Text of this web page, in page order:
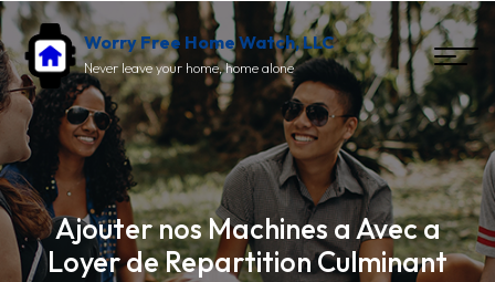
Worry Free Home Watch, LLC
Never leave your home, home alone
Ajouter nos Machines a Avec a
Loyer de Repartition Culminant